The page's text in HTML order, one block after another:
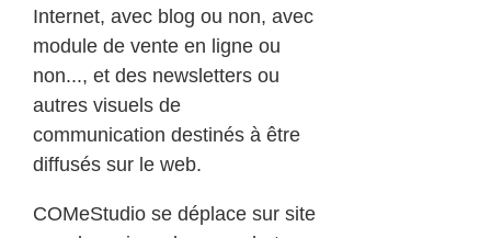
Internet, avec blog ou non, avec
module de vente en ligne ou
non..., et des newsletters ou
autres visuels de
communication destinés à être
diffusés sur le web.
COMeStudio se déplace sur site